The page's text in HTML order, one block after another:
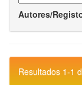
Autores/
Resultados 1-1